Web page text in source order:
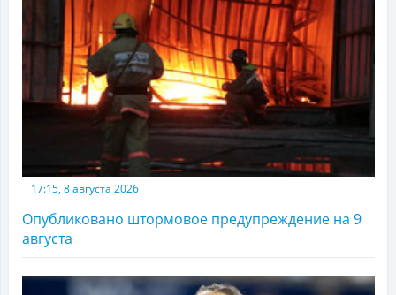
17:15, 8 августа 2026
Опубликовано штормовое предупреждение на 9
августа